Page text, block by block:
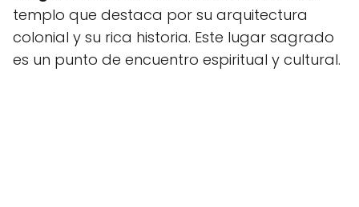
templo que destaca por su arquitectura
colonial y su rica historia. Este lugar sagrado
es un punto de encuentro espiritual y cultural.